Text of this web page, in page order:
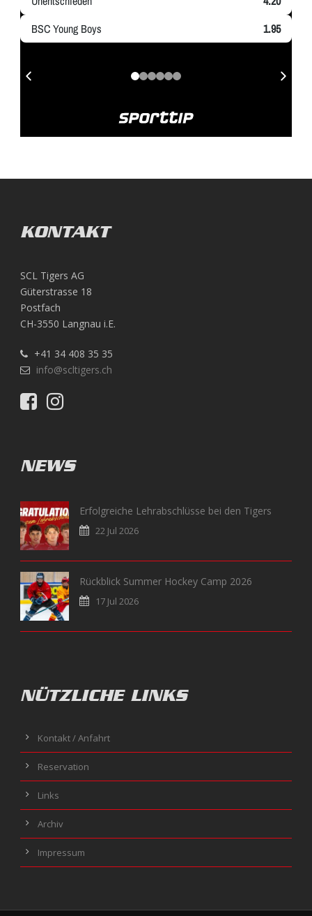
KONTAKT
SCL Tigers AG
Güterstrasse 18
Postfach
CH-3550 Langnau i.E.
+41 34 408 35 35
info@scltigers.ch
NEWS
Erfolgreiche Lehrabschlüsse bei den Tigers
22 Jul 2026
Rückblick Summer Hockey Camp 2026
17 Jul 2026
NÜTZLICHE LINKS
Kontakt / Anfahrt
Reservation
Links
Archiv
Impressum